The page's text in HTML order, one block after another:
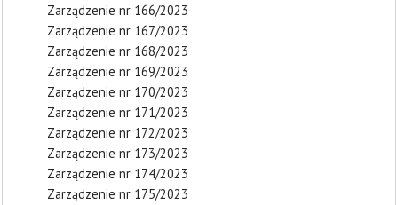
Zarządzenie nr 166/2023
Zarządzenie nr 167/2023
Zarządzenie nr 168/2023
Zarządzenie nr 169/2023
Zarządzenie nr 170/2023
Zarządzenie nr 171/2023
Zarządzenie nr 172/2023
Zarządzenie nr 173/2023
Zarządzenie nr 174/2023
Zarządzenie nr 175/2023